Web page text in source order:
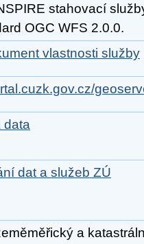
stahovací
OGC WFS 2.0.0.
vlastnosti služby
data
dat a služeb ZÚ
a